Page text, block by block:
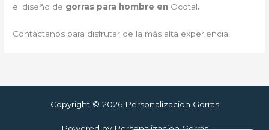
el diseño de gorras para hombre en Ocotal.
Contáctanos para disfrutar de la más alta experiencia.
Copyright © 2026 Personalizacion Gorras